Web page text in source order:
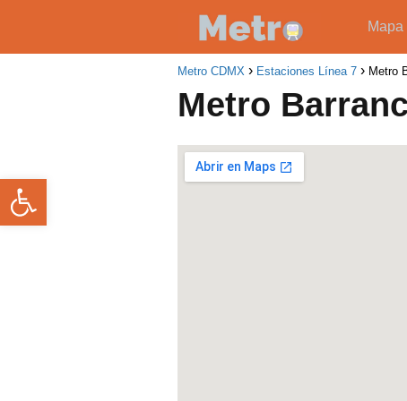
Mapa
Metro CDMX Estaciones Línea 7 Metro
Metro
Abrir barra de herramientas